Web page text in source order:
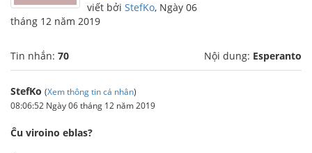
viết bởi StefKo, Ngày 06
tháng 12 năm 2019
Tin nhắn: 70 Nội dung: Esperanto
StefKo (Xem thông tin cá nhân)
08:06:52 Ngày 06 tháng 12 năm 2019
Ĉu viroino eblas?